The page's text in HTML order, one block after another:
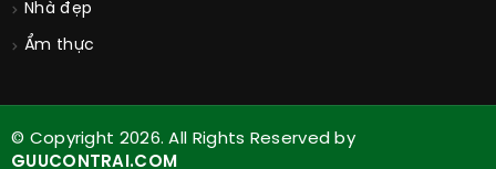
Nhà đẹp
Ẩm thực
© Copyright 2026. All Rights Reserved by
GUUCONTRAI.COM